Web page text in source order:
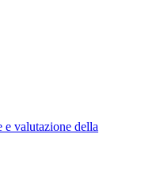
e valutazione della